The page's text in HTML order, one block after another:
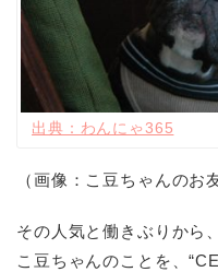
出典：わんにゃ365
（画像：こ豆ちゃんのお
その人気と働きぶりから
こ豆ちゃんのことを、